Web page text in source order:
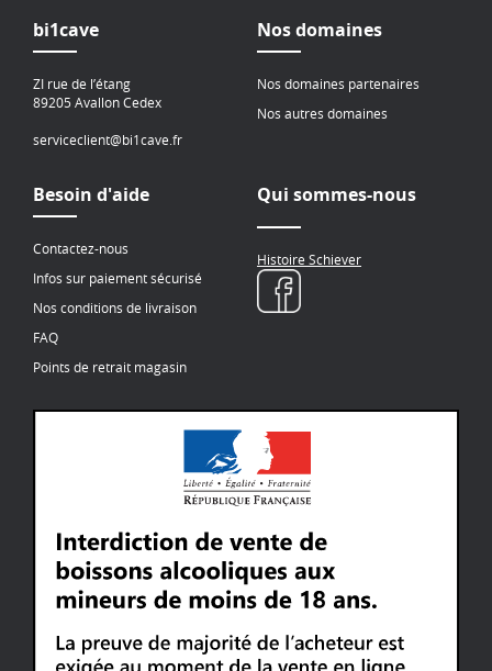
bi1cave
ZI rue de l’étang
89205 Avallon Cedex
serviceclient@bi1cave.fr
Nos domaines
Nos domaines partenaires
Nos autres domaines
Besoin d'aide
Contactez-nous
Infos sur paiement sécurisé
Nos conditions de livraison
FAQ
Points de retrait magasin
Qui sommes-nous
Histoire Schiever